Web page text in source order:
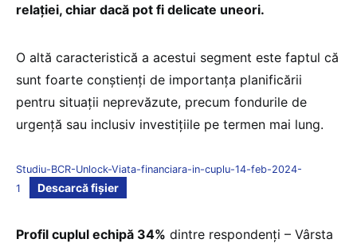
relației, chiar dacă pot fi delicate uneori.
O altă caracteristică a acestui segment este faptul că
sunt foarte conștienți de importanța planificării
pentru situații neprevăzute, precum fondurile de
urgență sau inclusiv investițiile pe termen mai lung.
Studiu-BCR-Unlock-Viata-financiara-in-cuplu-14-feb-2024-
1
Descarcă fișier
Profil cuplul echipă 34% dintre respondenți – Vârsta